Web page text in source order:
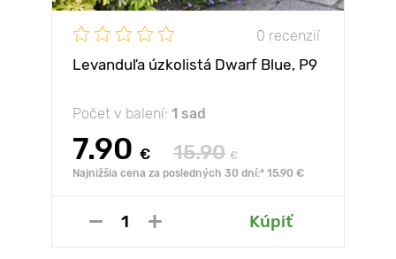
0 recenzií
Levanduľa úzkolistá Dwarf Blue, P9
Počet v balení: 1 sad
7.90 € 15.90 €
Najnižšia cena za posledných 30 dní:* 15.90 €
Kúpiť